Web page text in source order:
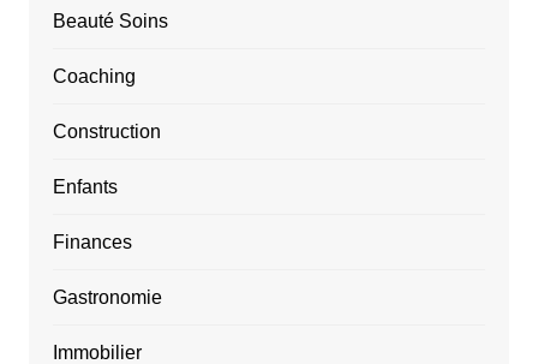
Beauté Soins
Coaching
Construction
Enfants
Finances
Gastronomie
Immobilier